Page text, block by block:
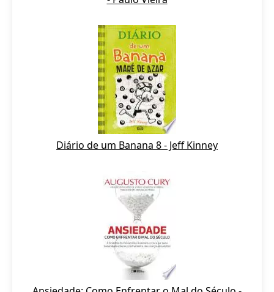
Diário de um Banana 8 - Jeff Kinney